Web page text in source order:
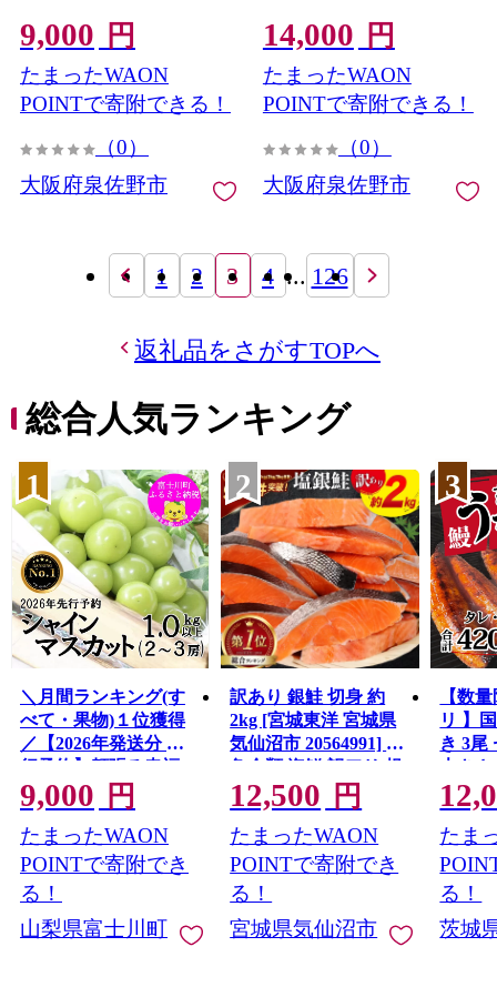
9,000 円
たまったWAON
POINTで寄附できる！
（0）
大阪府泉佐野市
14,000 円
たまったWAON
POINTで寄附できる！
（0）
大阪府泉佐野市
1 2 3 4 ... 126
返礼品をさがすTOPへ
総合人気ランキング
1
＼月間ランキング(す
べて・果物)１位獲得
／【2026年発送分 先
行予約】頬張る幸福
感 〜緑の宝石・ シ
ャインマスカット 〜
１ｋｇ以上（２〜３
房） フルーツ 山梨県
産 果物 くだもの シャ
イン マスカット ぶど
う ブドウ 葡萄 大粒 種
9,000 円
たまったWAON
POINTで寄附でき
る！
山梨県富士川町
2
訳あり 銀鮭 切身 約
2kg [宮城東洋 宮城県
気仙沼市 20564991] 鮭
魚介類 海鮮 訳アリ 規
格外 不揃い さけ サケ
鮭切身 シャケ 切り身
冷凍 家庭用 おかず 弁
当 支援 サーモン 銀鮭
切り身 魚 わけあり
12,500 円
たまったWAON
POINTで寄附でき
る！
宮城県気仙沼市
3
【数
リ 】
き 3尾
大き
レ・
鰻 ふ
な重
茨城
と納
たま
る！
茨城